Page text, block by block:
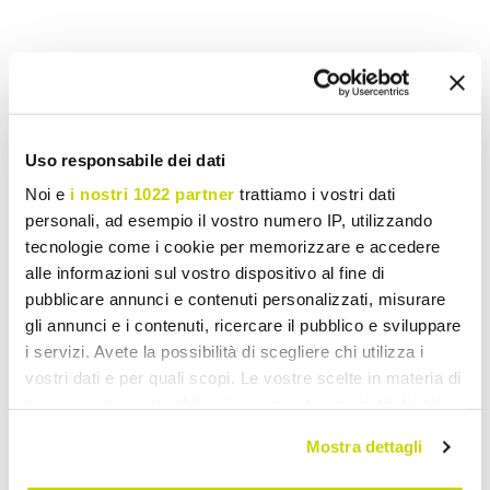
Uso responsabile dei dati
Noi e i nostri 1022 partner trattiamo i vostri dati
personali, ad esempio il vostro numero IP, utilizzando
tecnologie come i cookie per memorizzare e accedere
alle informazioni sul vostro dispositivo al fine di
pubblicare annunci e contenuti personalizzati, misurare
gli annunci e i contenuti, ricercare il pubblico e sviluppare
i servizi. Avete la possibilità di scegliere chi utilizza i
vostri dati e per quali scopi. Le vostre scelte in materia di
modificare o revocare il proprio consenso in qualsiasi
momento dalla Dichiarazione sui cookie o facendo clic
Mostra dettagli
Añade a la lista de deseos
Lámparas Araña Clásicas